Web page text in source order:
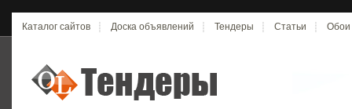
Каталог сайтов Доска объявлений Тендеры Статьи Обои